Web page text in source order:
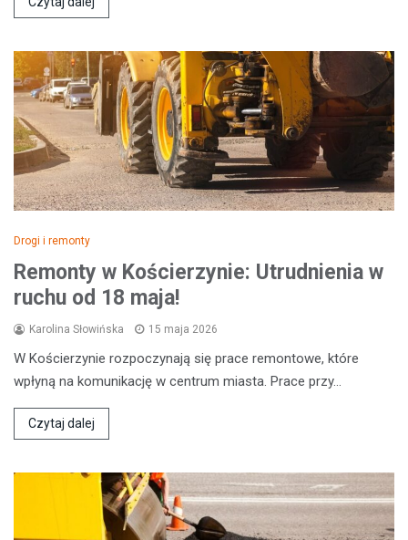
Drogi i remonty
Remonty w Kościerzynie: Utrudnienia w
ruchu od 18 maja!
Karolina Słowińska 15 maja 2026
W Kościerzynie rozpoczynają się prace remontowe, które
wpłyną na komunikację w centrum miasta. Prace przy…
Czytaj dalej